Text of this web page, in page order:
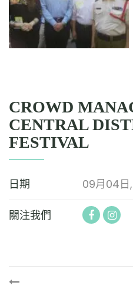
CROWD
CENTRAL
FESTIVAL
日期 09月04
關注我們